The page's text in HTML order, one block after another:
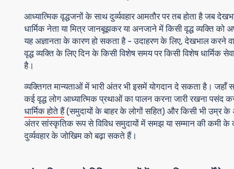
आध्यात्मिक वृद्धजनों के साथ दुर्व्यवहार आमतौर पर तब होता है जब
धार्मिक नेता या मित्र जानबूझकर या अनजाने में किसी वृद्ध व्यक्ति को
यह अज्ञानता के कारण हो सकता है - उदाहरण के लिए, देखभाल करने
वृद्ध व्यक्ति के लिए दिन के किसी विशेष समय पर किसी विशेष धार्मिक
है।
व्यक्तिगत मान्यताओं में भारी अंतर भी इसमें योगदान दे सकता है। जहाँ
कई वृद्ध लोग आध्यात्मिक प्रथाओं का पालन करना जारी रखना पसंद
धार्मिक होते हैं(समुदायों के बाहर के लोगों सहित) और किसी भी उम्र
अंतर सांस्कृतिक रूप से विविध समुदायों में समझ या सम्मान की कमी के
दुर्व्यवहार के जोखिम को बढ़ा सकते हैं।